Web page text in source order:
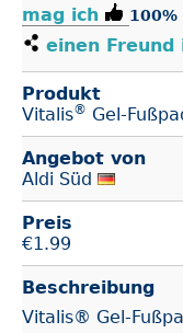
mag ich 100%
einen
Produkt
Vitalis® Gel-
Angebot von
Aldi Süd
Preis
€1.99
Beschreibung
Vitalis® Gel-